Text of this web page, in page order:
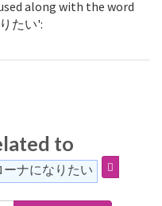
along with the word
たい':
to
ナになりたい